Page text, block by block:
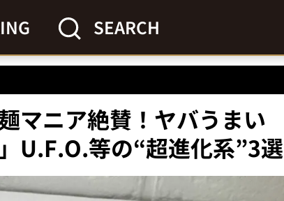
SEARCH
マニア絶賛！ヤバうまい
U.F.O.等の“超進化系”3選